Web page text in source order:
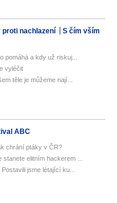
proti nachlazení
S čím vším
pomáhá a kdy už riskuj...
vyléčit
těle je můžeme nají...
ABC
chrání ptáky v ČR?
elitním hackerem ...
jsme létající ku...